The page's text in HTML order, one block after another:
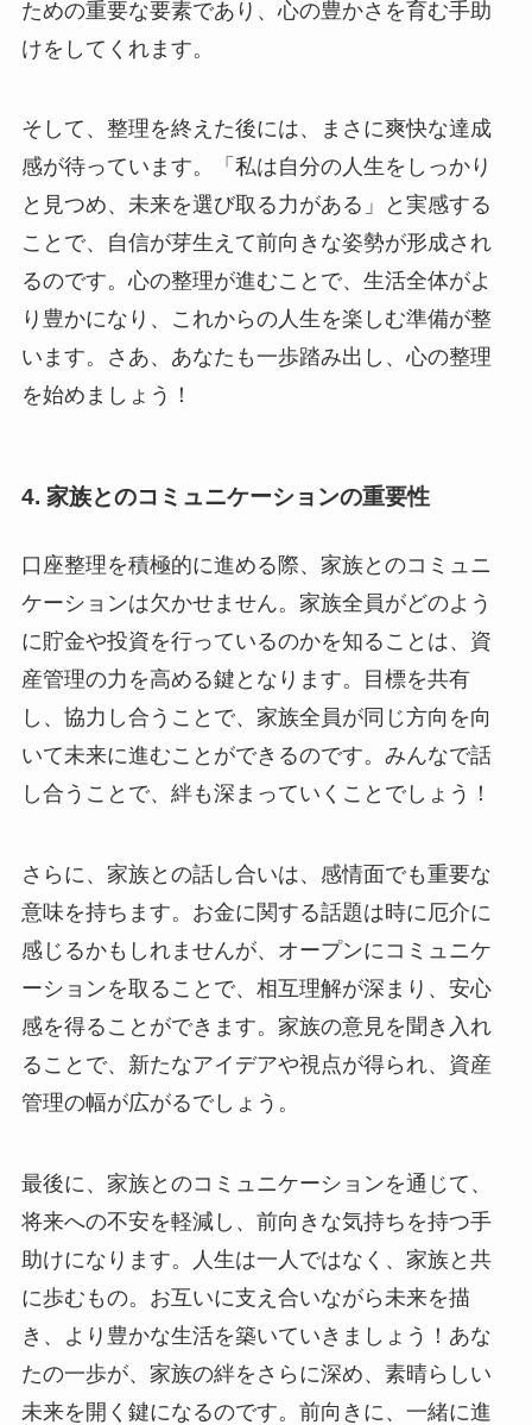
ための重要な要素であり、心の豊かさを育む手助
けをしてくれます。
そして、整理を終えた後には、まさに爽快な達成
感が待っています。「私は自分の人生をしっかり
と見つめ、未来を選び取る力がある」と実感する
ことで、自信が芽生えて前向きな姿勢が形成され
るのです。心の整理が進むことで、生活全体がよ
り豊かになり、これからの人生を楽しむ準備が整
います。さあ、あなたも一歩踏み出し、心の整理
を始めましょう！
4. 家族とのコミュニケーションの重要性
口座整理を積極的に進める際、家族とのコミュニ
ケーションは欠かせません。家族全員がどのよう
に貯金や投資を行っているのかを知ることは、資
産管理の力を高める鍵となります。目標を共有
し、協力し合うことで、家族全員が同じ方向を向
いて未来に進むことができるのです。みんなで話
し合うことで、絆も深まっていくことでしょう！
さらに、家族との話し合いは、感情面でも重要な
意味を持ちます。お金に関する話題は時に厄介に
感じるかもしれませんが、オープンにコミュニケ
ーションを取ることで、相互理解が深まり、安心
感を得ることができます。家族の意見を聞き入れ
ることで、新たなアイデアや視点が得られ、資産
管理の幅が広がるでしょう。
最後に、家族とのコミュニケーションを通じて、
将来への不安を軽減し、前向きな気持ちを持つ手
助けになります。人生は一人ではなく、家族と共
に歩むもの。お互いに支え合いながら未来を描
き、より豊かな生活を築いていきましょう！あな
たの一歩が、家族の絆をさらに深め、素晴らしい
未来を開く鍵になるのです。前向きに、一緒に進